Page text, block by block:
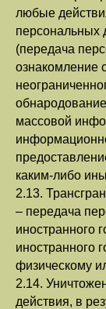
любые
персональных
(передача
ознакомление
массовой
каким-либо
2.13.
– передача
иностранного
иностранного
физическому
2.14.
действия, в